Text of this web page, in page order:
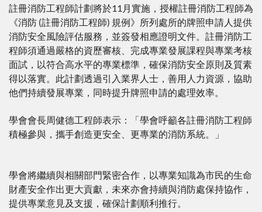
註冊消防工程師計劃將於11月實施，授權註冊消防工程師為
《消防 (註冊消防工程師) 規例》所列處所的牌照申請人提供
消防安全風險評估服務，並簽發相應證明文件。註冊消防工
程師須通過嚴格的資歷審核、完成專業發展課程與專業考核
面試，以符合高水平的專業標準，確保消防安全原則及質素
得以落實。此計劃透過引入業界人士，善用人力資源，協助
他們持續發展專業，同時提升牌照申請的處理效率。
學會會長周健德工程師表示：「學會呼籲各註冊消防工程師
積極參與，攜手創造更安全、更專業的消防系統。」
學會將繼續與相關部門緊密合作，以專業知識為市民的生命
財產安全作出更大貢獻，未來亦會持續與消防處保持協作，
提供專業意見及支援，確保計劃順利推行。